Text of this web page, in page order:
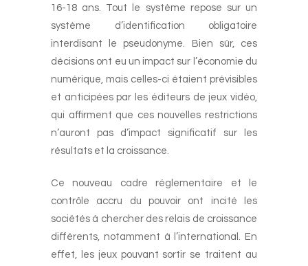
16-18 ans. Tout le système repose sur un
système d’identification obligatoire
interdisant le pseudonyme. Bien sûr, ces
décisions ont eu un impact sur l’économie du
numérique, mais celles-ci étaient prévisibles
et anticipées par les éditeurs de jeux vidéo,
qui affirment que ces nouvelles restrictions
n’auront pas d’impact significatif sur les
résultats et la croissance.
Ce nouveau cadre réglementaire et le
contrôle accru du pouvoir ont incité les
sociétés à chercher des relais de croissance
différents, notamment à l’international. En
effet, les jeux pouvant sortir se traitent au